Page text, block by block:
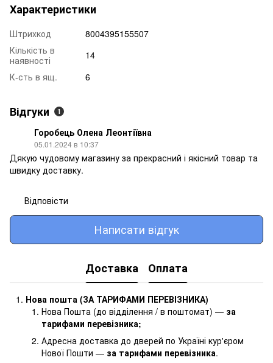
Характеристики
Штрихкод
8004395155507
Кількість в
наявності
14
К-сть в ящ.
6
Відгуки 1
Горобець Олена Леонтіївна
05.01.2024 в 10:37
Дякую чудовому магазину за прекрасний і якісний товар та
швидку доставку.
Відповісти
Написати відгук
Доставка Оплата
Нова пошта (ЗА ТАРИФАМИ ПЕРЕВІЗНИКА)
Нова Пошта (до відділення / в поштомат) — за
тарифами перевізника;
Адресна доставка до дверей по Україні кур'єром
Нової Пошти — за тарифами перевізника.